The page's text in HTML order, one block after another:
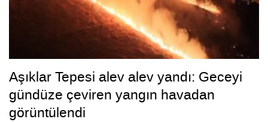
Aşıklar Tepesi alev alev yandı: Geceyi
gündüze çeviren yangın havadan
görüntülendi